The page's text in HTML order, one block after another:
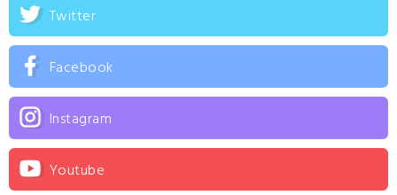
Twitter
Facebook
Instagram
Youtube